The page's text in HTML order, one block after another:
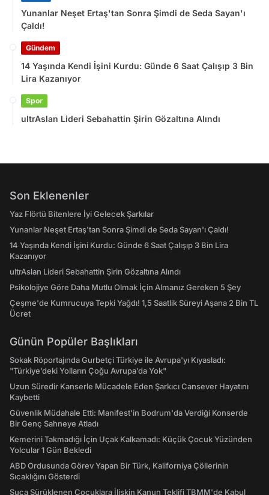
Yunanlar Neşet Ertaş'tan Sonra Şimdi de Seda Sayan'ı
Çaldı!
Gündem
14 Yaşında Kendi İşini Kurdu: Günde 6 Saat Çalışıp 3 Bin
Lira Kazanıyor
Spor
ultrAslan Lideri Sebahattin Şirin Gözaltına Alındı
Son Eklenenler
Yaz Flörtü Bitenlere İyi Gelecek Şarkılar
Yunanlar Neşet Ertaş'tan Sonra Şimdi de Seda Sayan'ı Çaldı!
14 Yaşında Kendi İşini Kurdu: Günde 6 Saat Çalışıp 3 Bin Lira
Kazanıyor
ultrAslan Lideri Sebahattin Şirin Gözaltına Alındı
Psikolojiye Göre Daha Mutlu Olmak İçin Almanız Gereken 5 Şey
Çeşme'de Kumrucuya Tepki Yağdı! 1,5 Saatlik Süreyi Aşana 2 Bin TL
Ücret
Günün Popüler Başlıkları
Sokak Röportajında Gurbetçi Türkiye ile Avrupa'yı Kıyasladı:
"Türkiye’deki Yolların Çoğu Avrupa’da Yok"
Uzun Süredir Kanserle Mücadele Eden Şarkıcı Cansever Hayatını
Kaybetti
Güvenlik Müdahale Etti: Manifest'in Bodrum'da Verdiği Konserde
Bir Genç Sahneye Atladı
Kemerini Takmadığı İçin Uçak Kalkamadı: Küçük Çocuk Yüzünden
Yolcular 1 Gün Bekledi
ABD Ordusunda Görev Yapan Bir Türk, Kaliforniya Çöllerinin
Sıcaklığını Gösterdi
Suça Sürüklenen Çocuklara İlişkin Kanun Teklifi TBMM'de Kabul